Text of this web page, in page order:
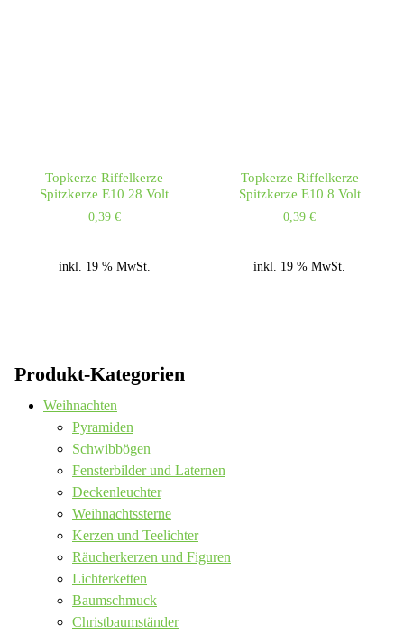
Topkerze Riffelkerze
Spitzkerze E10 28 Volt
0,39 €
inkl. 19 % MwSt.
Topkerze Riffelkerze
Spitzkerze E10 8 Volt
0,39€
inkl. 19 % MwSt.
Produkt-Kategorien
Weihnachten
Pyramiden
Schwibbögen
Fensterbilder und Laternen
Deckenleuchter
Weihnachtssterne
Kerzen und Teelichter
Räucherkerzen und Figuren
Lichterketten
Baumschmuck
Christbaumständer